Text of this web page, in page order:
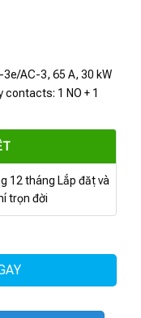
AC-3, 65 A, 30 kW
contacts: 1 NO + 1
12 tháng Lắp đặt và
trọn đời